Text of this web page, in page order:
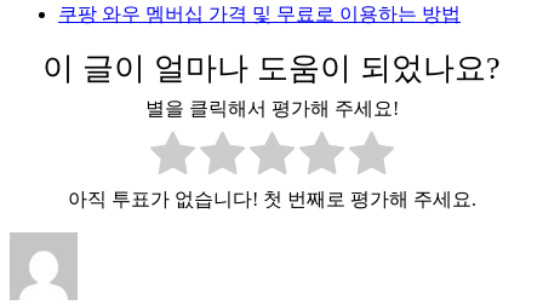
쿠팡 와우 멤버십 가격 및 무료로 이용하는 방법
이 글이 얼마나 도움이 되었나요?
별을 클릭해서 평가해 주세요!
아직 투표가 없습니다! 첫 번째로 평가해 주세요.